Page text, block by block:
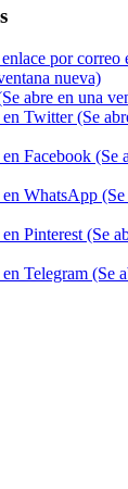
por correo
nueva)
abre en una
Twitter (Se
Facebook (Se
WhatsApp (Se
Pinterest (Se
Telegram (Se